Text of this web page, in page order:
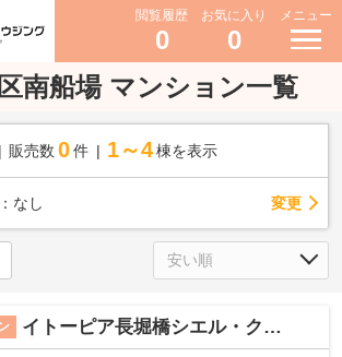
閲覧履歴
0
お気に入り
0
メニュー
南船場 マンション一覧
販売数 0 件 1～4 棟を表示
なし 変更
イトーピア長堀橋シエル・クレール